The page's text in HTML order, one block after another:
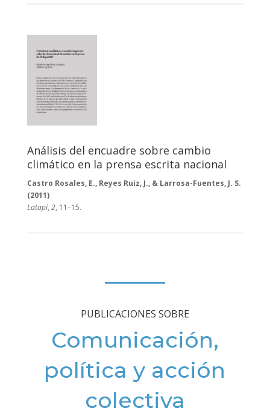
Análisis del encuadre sobre cambio
climático en la prensa escrita nacional
Castro Rosales, E., Reyes Ruiz, J., & Larrosa-Fuentes, J. S.
(2011)
Latapí, 2, 11–15.
PUBLICACIONES SOBRE
Comunicación,
política y acción
colectiva